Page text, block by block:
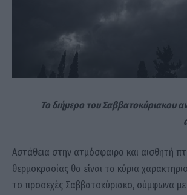
Το διήμερο του Σαββατοκύριακου
Αστάθεια στην ατμόσφαιρα και αισθητή
θερμοκρασίας θα είναι τα κύρια
το προσεχές Σαββατοκύριακο, σύμφωνα με